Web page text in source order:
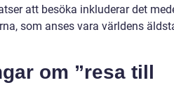
att besöka inkluderar det
som anses vara världens
om ”resa till